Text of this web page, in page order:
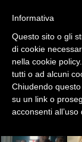
EVENTI
MOBILE
PROMOZIONI
Informativa
Questo sito o gli
di cookie
nella cookie
tutti o ad alcuni
Chiudendo
su un link o
acconsenti all’uso